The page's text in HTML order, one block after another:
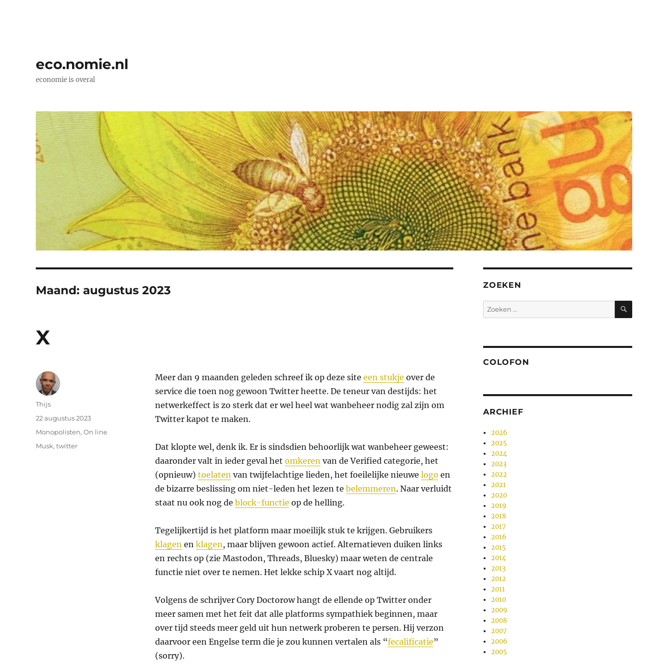
eco.nomie.nl
economie is overal
Maand: augustus 2023
X
Meer dan 9 maanden geleden schreef ik op deze site een stukje over de
service die toen nog gewoon Twitter heette. De teneur van destijds: het
netwerkeffect is zo sterk dat er wel heel wat wanbeheer nodig zal zijn om
Twitter kapot te maken.
Dat klopte wel, denk ik. Er is sindsdien behoorlijk wat wanbeheer geweest:
daaronder valt in ieder geval het omkeren van de Verified categorie, het
(opnieuw) toelaten van twijfelachtige lieden, het foeilelijke nieuwe logo en
de bizarre beslissing om niet-leden het lezen te belemmeren. Naar verluidt
staat nu ook nog de block-functie op de helling.
Tegelijkertijd is het platform maar moeilijk stuk te krijgen. Gebruikers
klagen en klagen , maar blijven gewoon actief. Alternatieven duiken links
en rechts op (zie Mastodon, Threads, Bluesky) maar weten de centrale
functie niet over te nemen. Het lekke schip X vaart nog altijd.
Volgens de schrijver Cory Doctorow hangt de ellende op Twitter onder
meer samen met het feit dat alle platforms sympathiek beginnen, maar
over tijd steeds meer geld uit hun netwerk proberen te persen. Hij verzon
daarvoor een Engelse term die je zou kunnen vertalen als “fecalificatie”
(sorry).
Auteur
Thijs
Geplaatst
22 augustus 2023
Categorieën
Monopolisten, On line
Tags
Musk, twitter
ZOEKEN
Zoeken
naar:
ZOEKEN
COLOFON
ARCHIEF
2026
2025
2024
2023
2022
2021
2020
2019
2018
2017
2016
2015
2014
2013
2012
2011
2010
2009
2008
2007
2006
2005